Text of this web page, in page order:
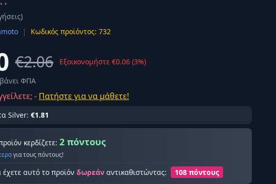
| Κωδικός προϊόντος: 732
€2.06
Εξοικονομήστε €0.06 (3%)
ΦΠΑ
- Πατήστε για να μάθετε!
Silver: €1.81
κερδίζετε: 2 πόντους
για τους πόντους!
αυτό το προϊόν δωρεάν αντικαθιστώντας: 108 πόντους
Ασφαλής σύνδεση